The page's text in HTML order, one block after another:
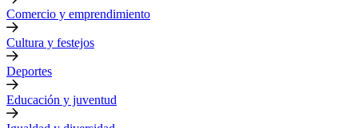
Comercio y emprendimiento
Cultura y festejos
Deportes
Educación y juventud